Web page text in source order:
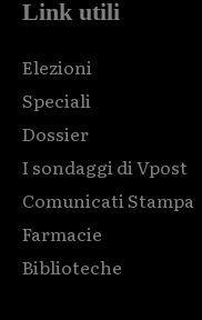
Link utili
Elezioni
Speciali
Dossier
I sondaggi di Vpost
Comunicati Stampa
Farmacie
Biblioteche